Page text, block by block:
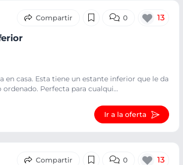
0 13
en casa. Esta tiene un estante inferior que le da
Perfecta para cualqui...
Ir a la oferta
0 13